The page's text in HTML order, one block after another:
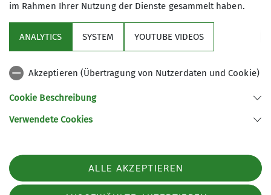
Service
Unsere Partner
Sektion Würzburg des Deutschen Alpenvereins e.V.
Telefon +49931573080
im Rahmen Ihrer Nutzung der Dienste gesammelt haben.
ANALYTICS SYSTEM YOUTUBE VIDEOS
Akzeptieren (Übertragung von Nutzerdaten und Cookie)
Cookie Beschreibung
Verwendete Cookies
ALLE AKZEPTIEREN